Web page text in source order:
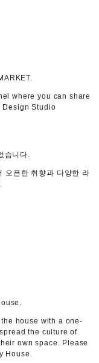
where you can share
Design Studio
습니다.
오픈한 취향과 다양한 라
house with a one-
the culture of
own space. Please
House.